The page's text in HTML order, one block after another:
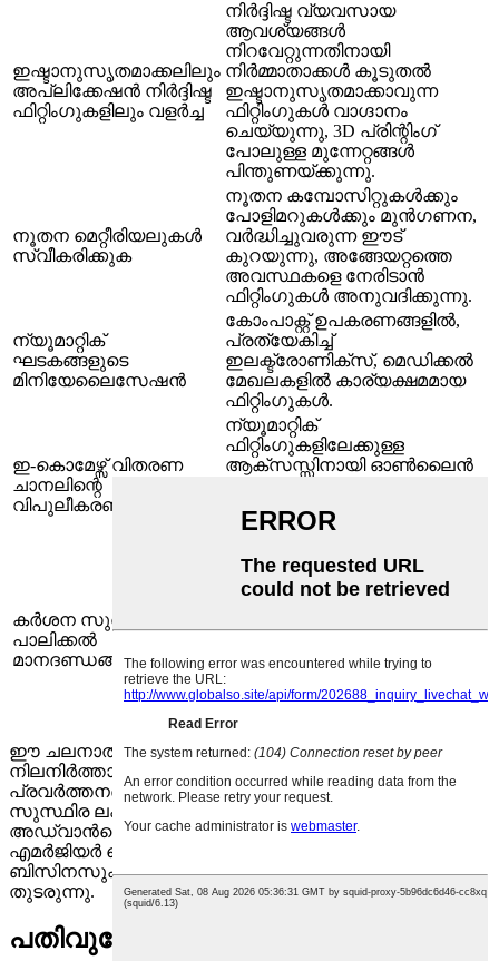
ഇഷ്ടാനുസൃതമാക്കലിലും
അപ്ലിക്കേഷൻ നിർദ്ദിഷ്ട
ഫിറ്റിംഗുകളിലും വളർച്ച
നിർദ്ദിഷ്ട വ്യവസായ
ആവശ്യങ്ങൾ
നിറവേറ്റുന്നതിനായി
നിർമ്മാതാക്കൾ കൂടുതൽ
ഇഷ്ടാനുസൃതമാക്കാവുന്ന
ഫിറ്റിംഗുകൾ വാഗ്ദാനം
ചെയ്യുന്നു, 3D പ്രിന്റിംഗ്
പോലുള്ള മുന്നേറ്റങ്ങൾ
പിന്തുണയ്ക്കുന്നു.
നൂതന മെറ്റീരിയലുകൾ
സ്വീകരിക്കുക
നൂതന കമ്പോസിറ്റുകൾക്കും
പോളിമറുകൾക്കും മുൻഗണന,
വർദ്ധിച്ചുവരുന്ന ഈട്
കുറയുന്നു, അങ്ങേയറ്റത്തെ
അവസ്ഥകളെ നേരിടാൻ
ഫിറ്റിംഗുകൾ അനുവദിക്കുന്നു.
ന്യൂമാറ്റിക്
ഘടകങ്ങളുടെ
മിനിയേലൈസേഷൻ
കോംപാക്റ്റ് ഉപകരണങ്ങളിൽ,
പ്രത്യേകിച്ച്
ഇലക്ട്രോണിക്സ്, മെഡിക്കൽ
മേഖലകളിൽ കാര്യക്ഷമമായ
ഫിറ്റിംഗുകൾ.
ഇ-കൊമേഴ്സ് വിതരണ
ചാനലിന്റെ
വിപുലീകരണം
ന്യൂമാറ്റിക്
ഫിറ്റിംഗുകളിലേക്കുള്ള
ആക്സസ്സിനായി ഓൺലൈൻ
കാര്യക്ഷമത
കർശന സുരക്ഷയും
പാലിക്കൽ
മാനദണ്ഡങ്ങളും
വർദ്ധിച്ച റെഗുലേറ്ററി
ആവശ്യകതകൾ
മെറ്റീരിയലുകളിലും നവീകരണം
സുരക്ഷയും പാരിസ്ഥിതിക
മാനദണ്ഡങ്ങളും
ഈ ചലനാത്മക ലാൻഡ്സ്കേപ്പിൽ മത്സരശേഷി
നിലനിർത്താൻ പുതുമ അത്യാവശ്യമായി തുടരുന്നു.
പ്രവർത്തനങ്ങൾ ഒപ്റ്റിമൈസ് ചെയ്യുന്നതിനും
സുസ്ഥിര ലക്ഷ്യങ്ങൾ നേടാനുമുള്ള ഈ
അഡ്വാൻസ്മെൻറുകൾ ഈ മുന്നേറ്റങ്ങൾ സ്വീകരിക്കണം.
എമർജിയർ ടെക്നോളജീവങ്ങളെക്കുറിച്ച് അറിയിക്കുന്നത്
ബിസിനസുകൾ ഈ പരിവർത്തന കാലഘട്ടത്തിൽ
തുടരുന്നു.
പതിവുചോദ്യങ്ങൾ